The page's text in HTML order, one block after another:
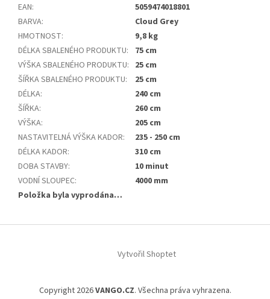
EAN:
5059474018801
BARVA:
Cloud Grey
HMOTNOST:
9,8 kg
DÉLKA SBALENÉHO PRODUKTU:
75 cm
VÝŠKA SBALENÉHO PRODUKTU: 25 cm
ŠÍŘKA SBALENÉHO PRODUKTU:
25 cm
DÉLKA:
240 cm
ŠÍŘKA:
260 cm
VÝŠKA:
205 cm
NASTAVITELNÁ VÝŠKA KADOR:
235 - 250 cm
DÉLKA KADOR:
310 cm
DOBA STAVBY:
10 minut
VODNÍ SLOUPEC:
4000 mm
Položka byla vyprodána…
Vytvořil Shoptet
Copyright 2026VANGO.CZ. Všechna práva vyhrazena.